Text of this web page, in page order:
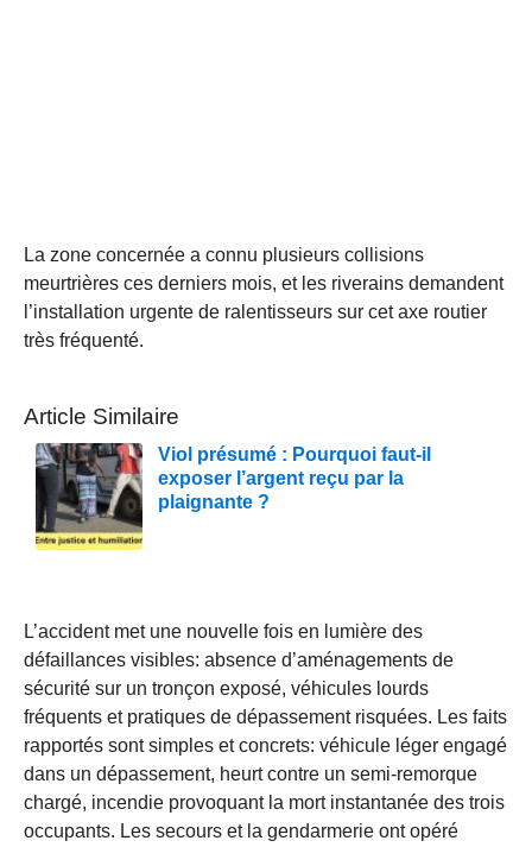
La zone concernée a connu plusieurs collisions
meurtrières ces derniers mois, et les riverains demandent
l’installation urgente de ralentisseurs sur cet axe routier
très fréquenté.
Article Similaire
Viol présumé : Pourquoi faut-il
exposer l’argent reçu par la
plaignante ?
L’accident met une nouvelle fois en lumière des
défaillances visibles: absence d’aménagements de
sécurité sur un tronçon exposé, véhicules lourds
fréquents et pratiques de dépassement risquées. Les faits
rapportés sont simples et concrets: véhicule léger engagé
dans un dépassement, heurt contre un semi-remorque
chargé, incendie provoquant la mort instantanée des trois
occupants. Les secours et la gendarmerie ont opéré